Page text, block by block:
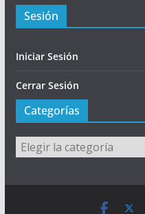
Sesión
Iniciar Sesión
Cerrar Sesión
Categorías
Categorías